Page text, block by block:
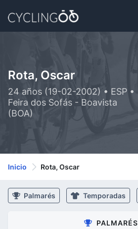
Rota, Oscar
24 años (19-02-2002) • ESP •
Feira dos Sofás - Boavista
(BOA)
Inicio Rota, Oscar
Palmarés Temporadas
PALMARÉS